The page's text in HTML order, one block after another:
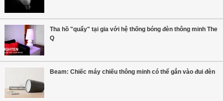
Tha hồ "quẩy" tại gia với hệ thống bóng đèn thông minh The
Q
Beam: Chiếc máy chiếu thông minh có thể gắn vào đui đèn